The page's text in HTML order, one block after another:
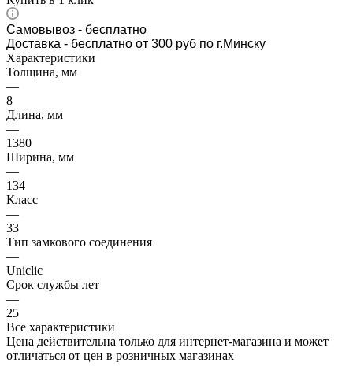
Самовывоз - бесплатно
Доставка - бесплатно от 300 руб по г.Минску
Характеристики
Толщина, мм
—
8
Длина, мм
—
1380
Ширина, мм
—
134
Класс
—
33
Тип замкового соединения
—
Uniclic
Срок службы лет
—
25
Все характеристики
Цена действительна только для интернет-магазина и может
отличаться от цен в розничных магазинах